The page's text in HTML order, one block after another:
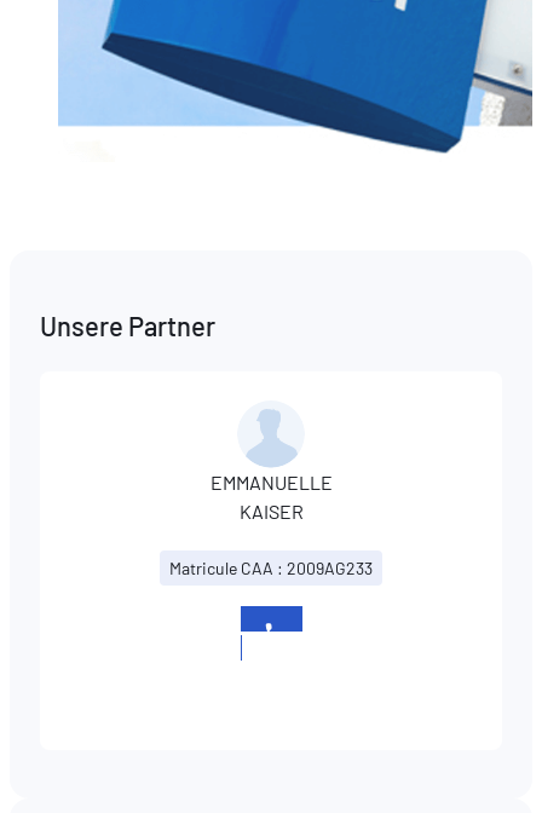
Unsere Partner
EMMANUELLE
KAISER
Matricule CAA : 2009AG233